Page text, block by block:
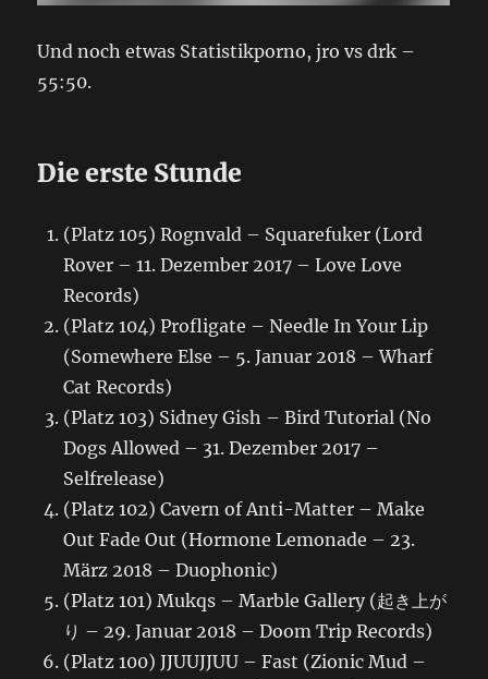
Und noch etwas Statistikporno, jro vs drk –
55:50.
Die erste Stunde
(Platz 105) Rognvald – Squarefuker (Lord
Rover – 11. Dezember 2017 – Love Love
Records)
(Platz 104) Profligate – Needle In Your Lip
(Somewhere Else – 5. Januar 2018 – Wharf
Cat Records)
(Platz 103) Sidney Gish – Bird Tutorial (No
Dogs Allowed – 31. Dezember 2017 –
Selfrelease)
(Platz 102) Cavern of Anti-Matter – Make
Out Fade Out (Hormone Lemonade – 23.
März 2018 – Duophonic)
(Platz 101) Mukqs – Marble Gallery (起き上が
り – 29. Januar 2018 – Doom Trip Records)
(Platz 100) JJUUJJUU – Fast (Zionic Mud –